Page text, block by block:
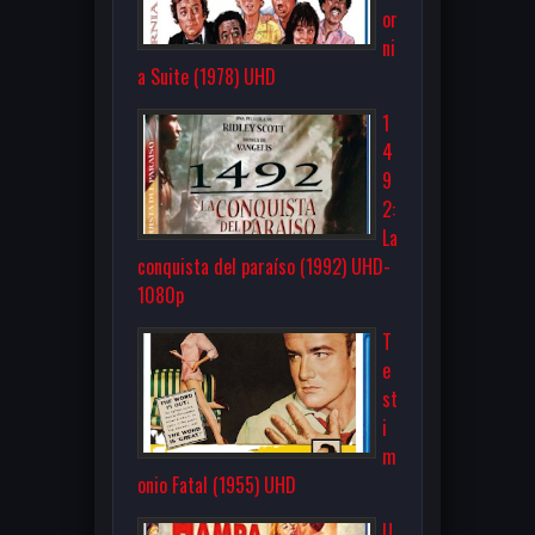
or
ni
a Suite (1978) UHD
1
4
9
2:
La
conquista del paraíso (1992) UHD-
1080p
T
e
st
i
m
onio Fatal (1955) UHD